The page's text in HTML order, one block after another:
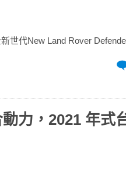
世代New Land Rover
力，2021 年式